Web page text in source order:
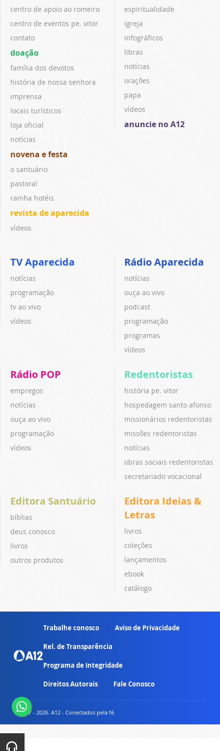
centro de apoio ao romeiro
centro de eventos pe. vitor
contato
doação
família dos devotos
história de nossa senhora
imprensa
locais turísticos
loja oficial
notícias
novena e festa
o santuário
pastoral
rainha hotéis
revista de aparecida
vídeos
espiritualidade
igreja
infográficos
libras
notícias
orações
papa
vídeos
anuncie no A12
TV Aparecida
notícias
programação
tv ao vivo
vídeos
Rádio Aparecida
notícias
ouça ao vivo
podcast
programação
programas
vídeos
Rádio POP
empregos
notícias
ouça ao vivo
programação
vídeos
Redentoristas
história pe. vitor
hospedagem santo afonso
missionários redentoristas
missões redentoristas
notícias
obras sociais redentoristas
secretariado vocacional
Editora Santuário
bíblias
deus conosco
livros
outros produtos
Editora Ideias &
Letras
livros
coleções
lançamentos
ebook
catálogo
Trabalhe conosco Aviso de Privacidade
Rel. de Transparência
Programa de Integridade
Direitos Autorais Fale Conosco
© 2007 - 2026. A12 - Conectados pela fé.